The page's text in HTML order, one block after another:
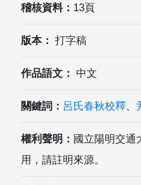
稽核資料： 13頁
版本： 打字稿
作品語文： 中文
關鍵詞： 呂氏春秋校釋
權利聲明： 國立陽明交通
用，請註明來源。